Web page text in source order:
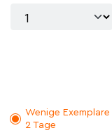
Wenige
2 Tage